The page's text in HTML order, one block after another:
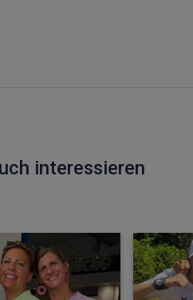
interessieren